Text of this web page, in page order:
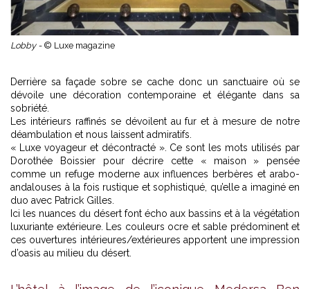
Lobby - © Luxe magazine
Derrière sa façade sobre se cache donc un sanctuaire où se
dévoile une décoration contemporaine et élégante dans sa
sobriété.
Les intérieurs raffinés se dévoilent au fur et à mesure de notre
déambulation et nous laissent admiratifs.
« Luxe voyageur et décontracté ». Ce sont les mots utilisés par
Dorothée Boissier pour décrire cette « maison » pensée
comme un refuge moderne aux influences berbères et arabo-
andalouses à la fois rustique et sophistiqué, qu’elle a imaginé en
duo avec Patrick Gilles.
Ici les nuances du désert font écho aux bassins et à la végétation
luxuriante extérieure. Les couleurs ocre et sable prédominent et
ces ouvertures intérieures/extérieures apportent une impression
d’oasis au milieu du désert.